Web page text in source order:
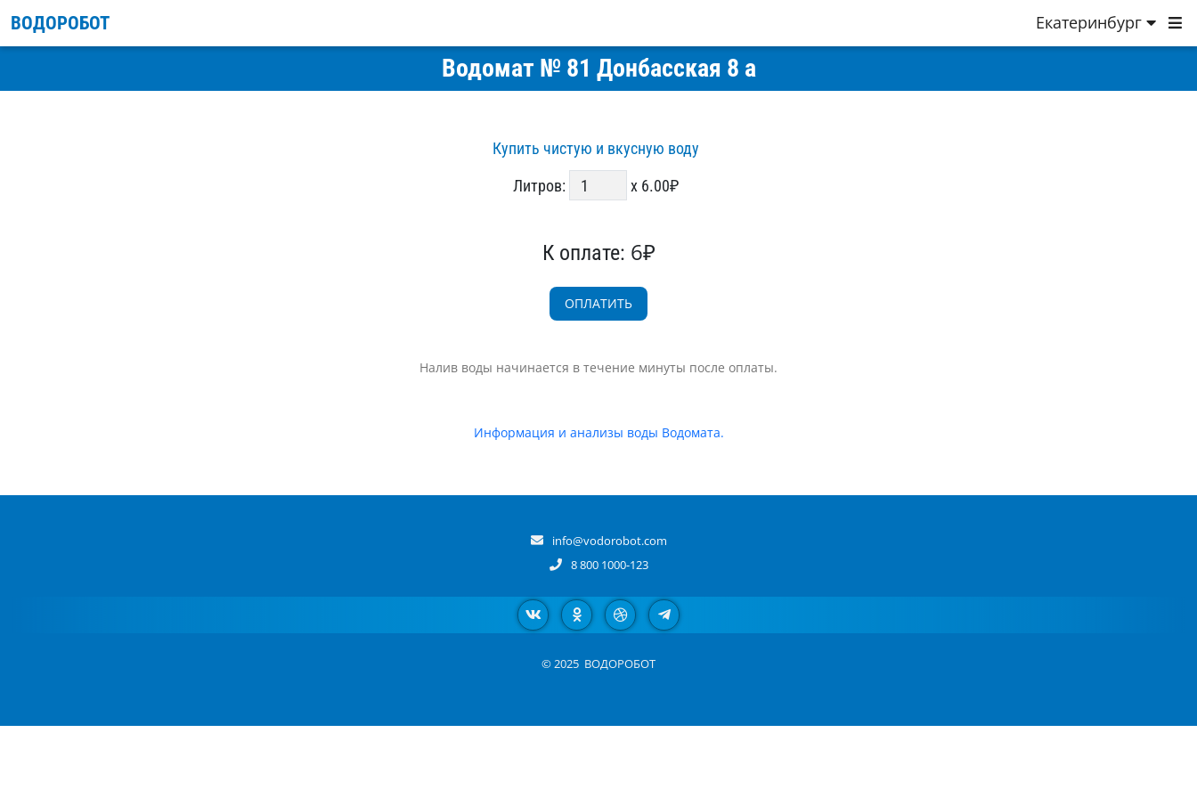
ВОДОРОБОТ Екатеринбург
Водомат № 81 Донбасская 8 а
Купить чистую и вкусную воду
Литров:
x 6.00₽
К оплате: 6₽
Налив воды начинается в течение минуты после оплаты.
Информация и анализы воды Водомата.
info@vodorobot.com
8 800 1000-123
© 2025 ВОДОРОБОТ